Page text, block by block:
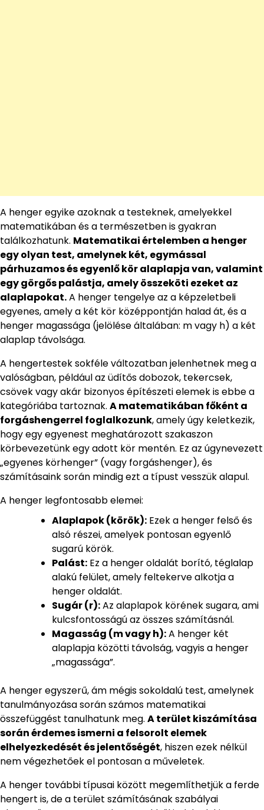
A henger egyike azoknak a testeknek, amelyekkel
matematikában és a természetben is gyakran
találkozhatunk. Matematikai értelemben a henger
egy olyan test, amelynek két, egymással
párhuzamos és egyenlő kör alaplapja van, valamint
egy görgős palástja, amely összeköti ezeket az
alaplapokat.A henger tengelye az a képzeletbeli
egyenes, amely a két kör középpontján halad át, és a
henger magassága (jelölése általában: m vagy h) a két
alaplap távolsága.
A hengertestek sokféle változatban jelenhetnek meg a
valóságban, például az üdítős dobozok, tekercsek,
csövek vagy akár bizonyos építészeti elemek is ebbe a
kategóriába tartoznak. A matematikában főként a
forgáshengerrel foglalkozunk, amely úgy keletkezik,
hogy egy egyenest meghatározott szakaszon
körbevezetünk egy adott kör mentén. Ez az úgynevezett
„egyenes körhenger” (vagy forgáshenger), és
számításaink során mindig ezt a típust vesszük alapul.
A henger legfontosabb elemei:
Alaplapok (körök): Ezek a henger felső és
alsó részei, amelyek pontosan egyenlő
sugarú körök.
Palást: Ez a henger oldalát borító, téglalap
alakú felület, amely feltekerve alkotja a
henger oldalát.
Sugár (r):Az alaplapok körének sugara, ami
kulcsfontosságú az összes számításnál.
Magasság (m vagy h):A henger két
alaplapja közötti távolság, vagyis a henger
„magassága”.
A henger egyszerű, ám mégis sokoldalú test, amelynek
tanulmányozása során számos matematikai
összefüggést tanulhatunk meg. A terület kiszámítása
során érdemes ismerni a felsorolt elemek
elhelyezkedését és jelentőségét, hiszen ezek nélkül
nem végezhetőek el pontosan a műveletek.
A henger további típusai között megemlíthetjük a ferde
hengert is, de a terület számításának szabályai